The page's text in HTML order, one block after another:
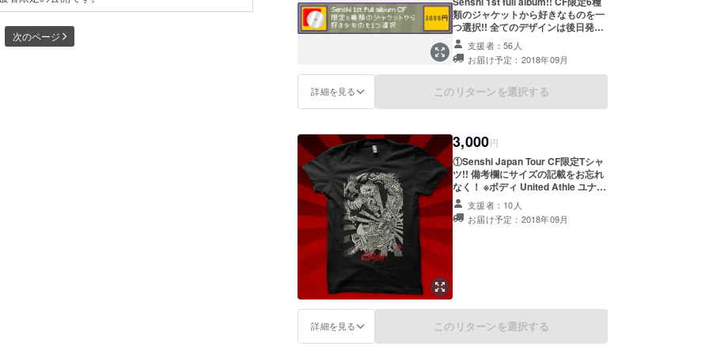
次のページ
類のジャケットから好きなものを一
つ選択!! 全てのデザインは後日発
表！ ご希望のデザインをコメント欄
に記載をお願い致します。
支援者：56人
お届け予定：2018年09月
詳細を見る このリターンを選択する
3,000円
①Senshi Japan Tour CF限定Tシャ
ツ!! 備考欄にサイズの記載をお忘れ
なく！ ※ボディ United Athle ユナイ
テッドアスレ 6.2オンス プレミアム
Ｔシャツ［フルカラーインクジェッ
ト］(品番5942-01) サイズ(着丈、身
支援者：10人
お届け予定：2018年09月
詳細を見る このリターンを選択する